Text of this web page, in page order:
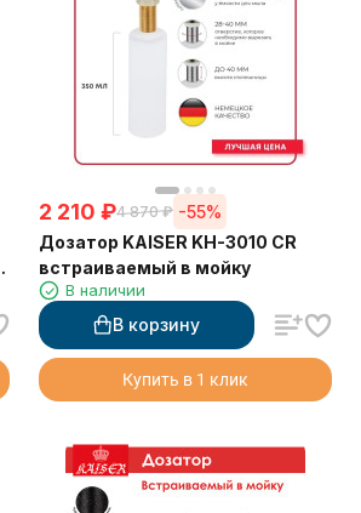
2 210 ₽4 870 ₽ -55%
Дозатор KAISER KH-3010 CR
встраиваемый в мойку
В наличии
В корзину
Купить в 1 клик